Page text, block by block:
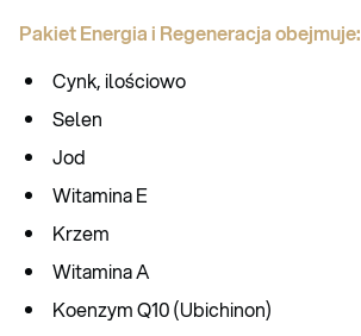
Pakiet Energia i Regeneracja obejmuje:
Cynk, ilościowo
Selen
Jod
Witamina E
Krzem
Witamina A
Koenzym Q10 (Ubichinon)